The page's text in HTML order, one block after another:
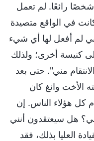
شخصًا رائعًا. لم تعمل
في الواقع متصيدة
لم أفعل لها أي شيء
كنيسة أخرى؛ ولذلك
مني". حتى بعد
الأخت وانغ كان
كل هؤلاء الناس. إن
هل سيعتقدون أنني
العليا بذلك، فقد